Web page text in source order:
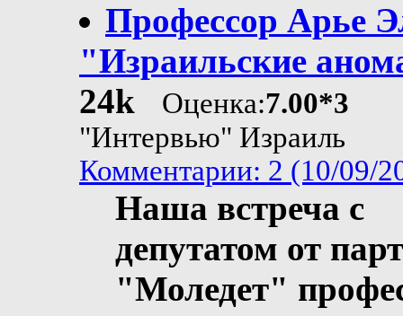
Профессор Арье
"Израильские
24k
Оценка:7.00*3
"Интервью" Израиль
Комментарии: 2 (10/09/
Наша встреча с
депутатом от
"Моледет"